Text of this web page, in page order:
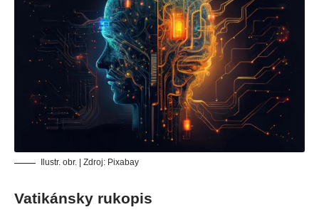
Ilustr. obr. | Zdroj: Pixabay
Vatikánsky rukopis